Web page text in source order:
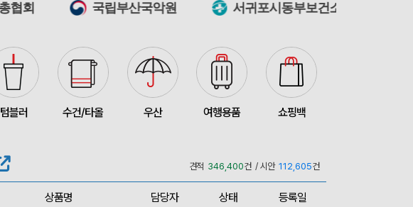
국립부산국악원 서귀포시동부보건소 국립경주문화유
텀블러 수건/타올 우산 여행용품 쇼핑백
견적 346,400건 / 시안 112,605건
상품명 담당자 상태 등록일
미니형 미니고급형 부직포가방 이정원 산출완료 08-06
이미소 산출완료 08-06
이성원 접수중 08-06
이미소 산출완료 08-06
산출완료 08-06
이미소 산출완료 08-06